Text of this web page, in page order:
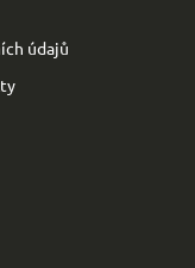
údajů